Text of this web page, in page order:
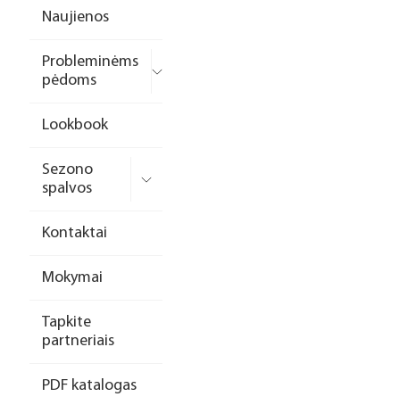
Naujienos
Probleminėms
pėdoms
Lookbook
Sezono
spalvos
Kontaktai
Mokymai
Tapkite
partneriais
PDF katalogas